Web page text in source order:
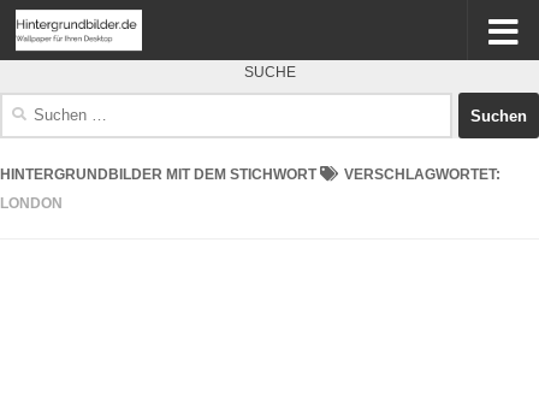
SUCHE
HINTERGRUNDBILDER MIT DEM STICHWORT
VERSCHLAGWORTET:
LONDON